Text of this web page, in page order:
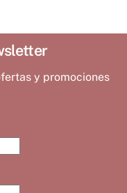
y promociones